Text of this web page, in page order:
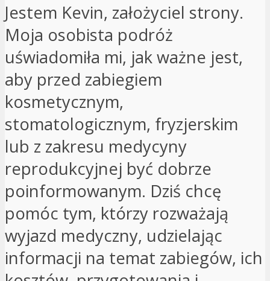
Jestem Kevin, założyciel strony.
Moja osobista podróż
uświadomiła mi, jak ważne jest,
aby przed zabiegiem
kosmetycznym,
stomatologicznym, fryzjerskim
lub z zakresu medycyny
reprodukcyjnej być dobrze
poinformowanym. Dziś chcę
pomóc tym, którzy rozważają
wyjazd medyczny, udzielając
informacji na temat zabiegów, ich